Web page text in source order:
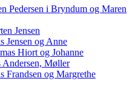
Pedersen i Bryndum og Maren
Jensen
Jensen og Anne
Hiort og Johanne
Andersen, Møller
Frandsen og Margrethe